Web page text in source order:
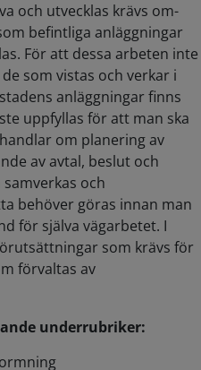
och utvecklas krävs om-
befintliga anläggningar
För att dessa arbeten inte
som vistas och verkar i
anläggningar finns
uppfyllas för att man ska
om planering av
av avtal, beslut och
och
behöver göras innan man
för själva vägarbetet. I
som krävs för
förvaltas av
underrubriker: